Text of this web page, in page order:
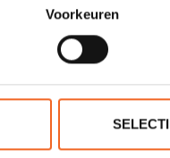
Voorkeuren
JE